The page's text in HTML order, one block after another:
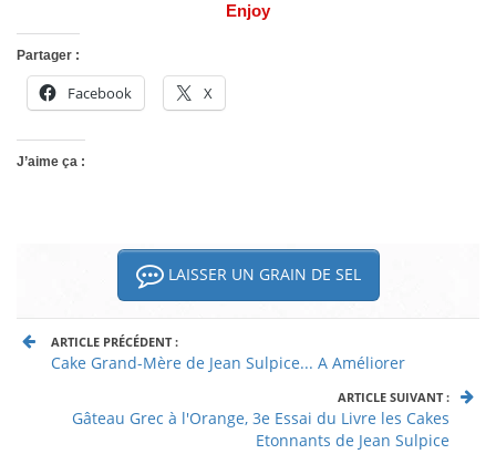
Enjoy
Partager :
Facebook X
J’aime ça :
LAISSER UN GRAIN DE SEL
ARTICLE PRÉCÉDENT :
Cake Grand-Mère de Jean Sulpice... A Améliorer
ARTICLE SUIVANT :
Gâteau Grec à l'Orange, 3e Essai du Livre les Cakes
Etonnants de Jean Sulpice